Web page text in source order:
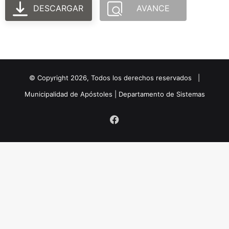
DESCARGAR AVANCE
© Copyright 2026, Todos los derechos reservados |
Municipalidad de Apóstoles | Departamento de Sistemas
Facebook